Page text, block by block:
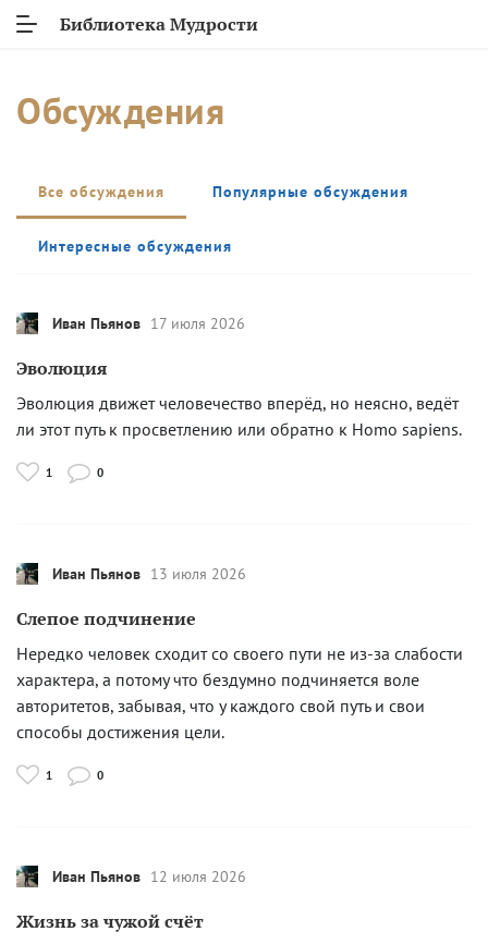
Библиотека Мудрости
Обсуждения
Все обсуждения Популярные обсуждения
Интересные обсуждения
Иван Пьянов 17 июля 2026
Эволюция
Эволюция движет человечество вперёд, но неясно, ведёт
ли этот путь к просветлению или обратно к Homo sapiens.
1 0
Иван Пьянов 13 июля 2026
Слепое подчинение
Нередко человек сходит со своего пути не из-за слабости
характера, а потому что бездумно подчиняется воле
авторитетов, забывая, что у каждого свой путь и свои
способы достижения цели.
1 0
Иван Пьянов 12 июля 2026
Жизнь за чужой счёт